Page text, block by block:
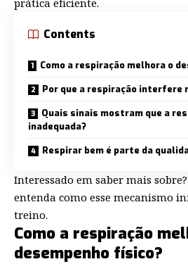
Contents
Como a respiração melhora o
Por que a respiração interfere
Quais sinais mostram que a
inadequada?
Respirar bem é parte da
Interessado em saber mais
entenda como esse mecanismo
treino.
Como a respiração
desempenho físico?